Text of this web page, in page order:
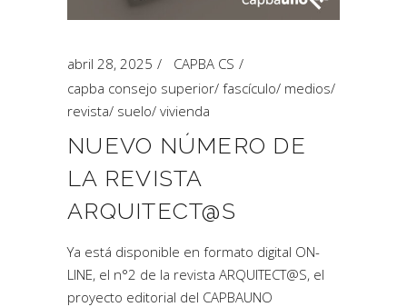
abril 28, 2025
CAPBA CS
capba consejo superior/ fascículo/ medios/
revista/ suelo/ vivienda
NUEVO NÚMERO DE
LA REVISTA
ARQUITECT@S
Ya está disponible en formato digital ON-
LINE, el n°2 de la revista ARQUITECT@S, el
proyecto editorial del CAPBAUNO